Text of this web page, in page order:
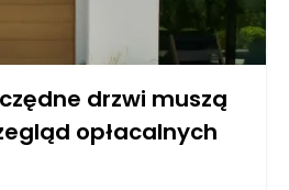
drzwi muszą
opłacalnych